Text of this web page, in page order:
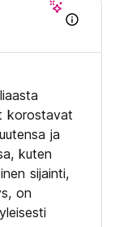
korostavat
ja
kuten
sijainti,
on